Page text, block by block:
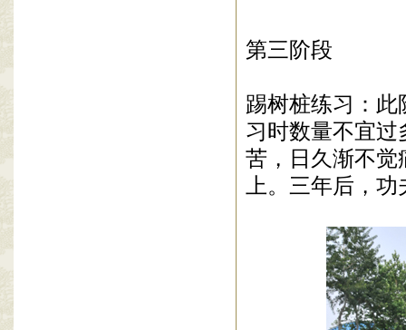
第三阶段
踢树桩练习：
习时数量不宜
苦，日久渐不觉
上。三年后，